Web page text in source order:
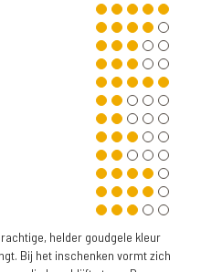
helder goudgele kleur
Bij het inschenken vormt zich